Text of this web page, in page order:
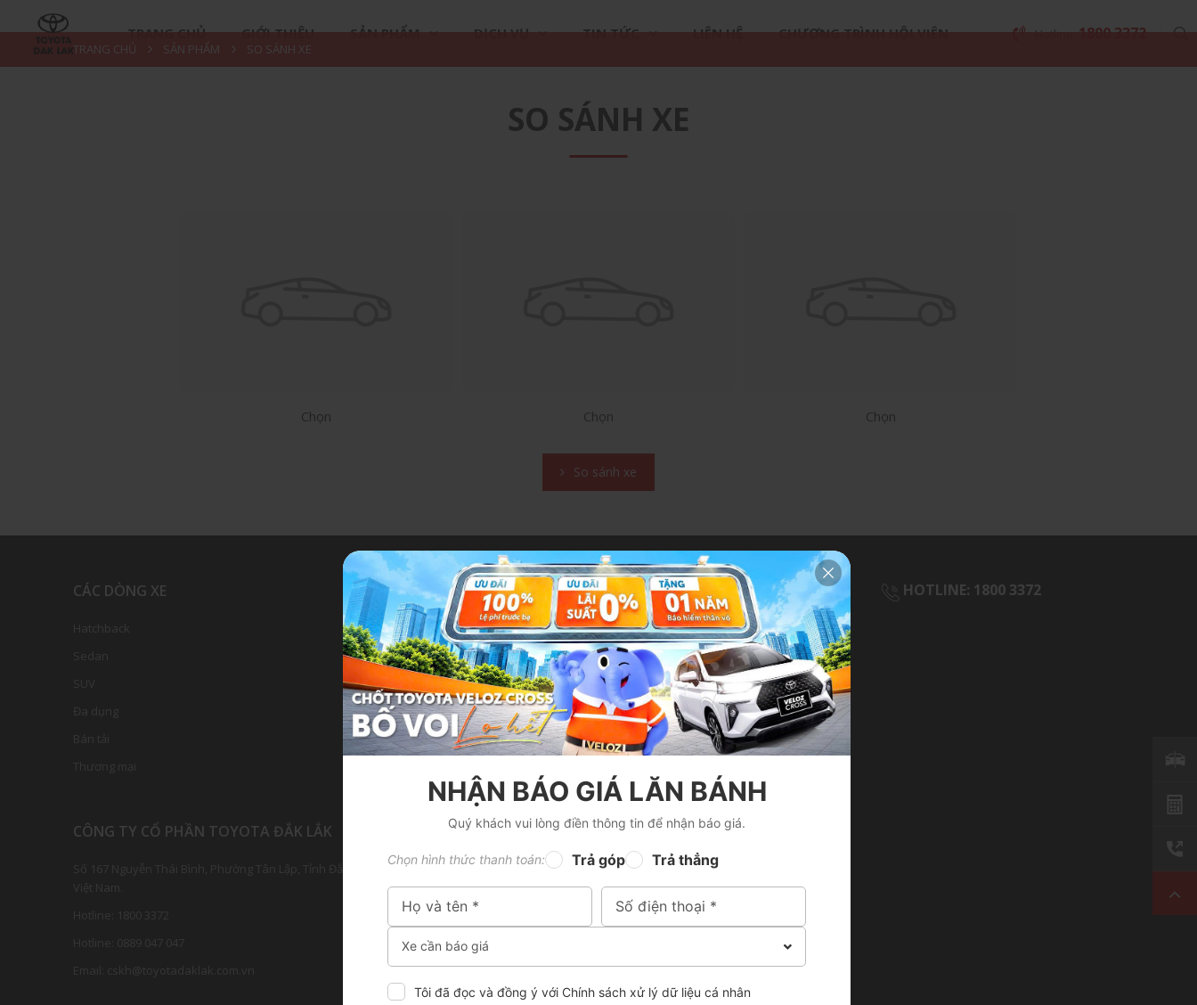
TRANG CHỦ GIỚI THIỆU SẢN PHẨM DỊCH VỤ TIN TỨC LIÊN HỆ CHƯƠNG TRÌNH HỘI VIÊN Hotline:1800 3372
TRANG CHỦ SẢN PHẨM SO SÁNH XE
SO SÁNH XE
Chọn Chọn Chọn
So sánh xe
CÁC DÒNG XE DỊCH VỤ
Chính sách bảo hành
Dịch vụ bảo dưỡng
Dịch vụ sửa chữa
Kiểm tra và triệu hồi
Phụ kiện chính hãng
THÔNG TIN
Giới thiệu
Khuyến mãi
Tin tức - Sự kiện
Liên hệ
Chính sách bảo mật thông tin khách hàng
HOTLINE: 1800 3372
CÔNG TY CỔ PHẦN TOYOTA ĐẮK LẮK
GPKD : 6001670706, cấp ngày :
bởi Sở Kế Hoạch và Đầu Tư Tỉnh
NHẬN BÁO GIÁ LĂN BÁNH
Quý khách vui lòng điền thông tin để nhận báo giá.
Chọn hình thức thanh toán: Trả góp Trả thẳng
Tôi đã đọc và đồng ý với Chính sách xử lý dữ liệu cá nhân